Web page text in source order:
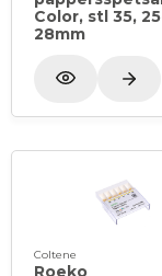
Color, stl 35,
28mm
Coltene
Roeko